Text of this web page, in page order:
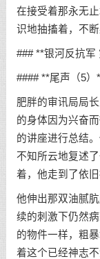
在接受着那永无
识地抽搐着，不
### **银河反抗军
#### **尾声（5）
肥胖的审讯局局
的身体因为兴奋
的讲座进行总结
不知所云地复述
着，他走到了依
他伸出那双油腻
续的刺激下仍然
的物件一样，粗
着这个已经神志